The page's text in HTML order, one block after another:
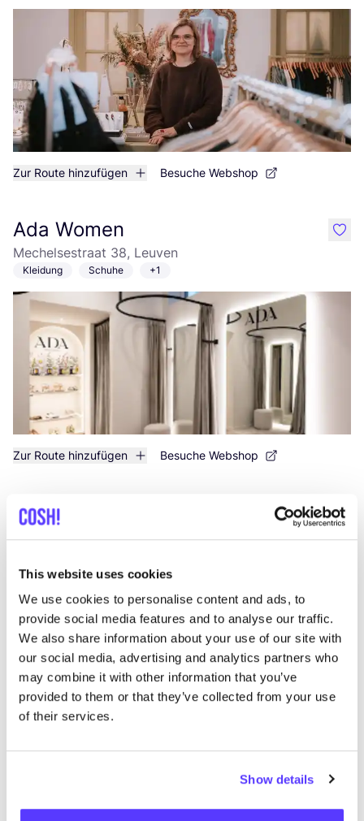
This website uses cookies
We use cookies to personalise content and ads, to
provide social media features and to analyse our traffic.
We also share information about your use of our site with
our social media, advertising and analytics partners who
may combine it with other information that you’ve
provided to them or that they’ve collected from your use
of their services.
Show details
Zur Route hinzufügen Besuche Webshop
Ada Women
Mechelsestraat 38, Leuven
Kleidung Schuhe +1
Zur Route hinzufügen Besuche Webshop
like
Andere Marken